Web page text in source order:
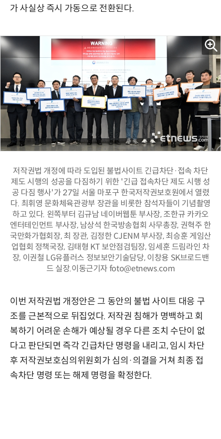
가 사실상 즉시 가동으로 전환된다.
저작권법 개정에 따라 도입된 불법사이트 긴급차단·접속 차단
제도 시행의 성공을 다짐하기 위한 '긴급 접속차단 제도 시행 성
공 다짐 행사'가 27일 서울 마포구 한국저작권보호원에서 열렸
다. 최휘영 문화체육관광부 장관을 비롯한 참석자들이 기념촬영
하고 있다. 왼쪽부터 김규남 네이버웹툰 부사장, 조한규 카카오
엔터테인먼트 부사장, 남상석 한국방송협회 사무총장, 권혁주 한
국만화가협회장, 최 장관, 김정한 CJENM 부사장, 최승훈 게임산
업협회 정책국장, 김태형 KT 보안점검팀장, 임세훈 드림라인 차
장, 이권철 LG유플러스 정보보안기술담당, 이창용 SK브로드밴
드 실장.이동근기자 foto@etnews.com
이번 저작권법 개정안은 그 동안의 불법 사이트 대응 구
조를 근본적으로 뒤집었다. 저작권 침해가 명백하고 회
복하기 어려운 손해가 예상될 경우 다른 조치 수단이 없
다고 판단되면 즉각 긴급차단 명령을 내리고, 임시 차단
후 저작권보호심의위원회가 심의·의결을 거쳐 최종 접
속차단 명령 또는 해제 명령을 확정한다.